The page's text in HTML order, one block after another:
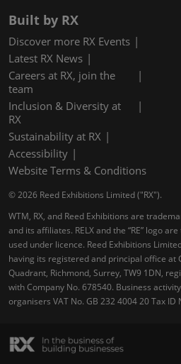
Built by RX
Discover more RX Events
Latest RX News
Careers at RX, join the
team
Inclusion & Diversity at
RX
Sustainability at RX
Accessibility
Website Terms & Conditions
© 2026 Reed Exhibitions Limited ("RX").
WTM, RX, and Reed Exhibitions are
and its affiliates. RELX and the “RE” logo
used under licence. Reed Exhibitions
having its registered and principal office at
Quadrant, Richmond, Surrey, TW9 1DN,
with Company No. 678540. Business
organisers VAT No. GB 232 4004 20 Tax ID